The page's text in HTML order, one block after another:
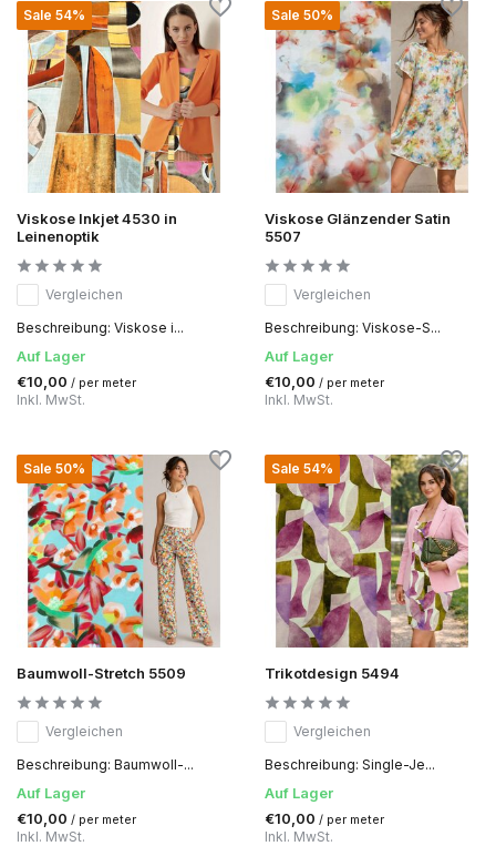
Sale 54%
Viskose Inkjet 4530 in
Leinenoptik
Vergleichen
Beschreibung: Viskose i...
Auf Lager
€10,00 / per meter
Inkl. MwSt.
Sale 50%
Viskose Glänzender Satin
5507
Vergleichen
Beschreibung: Viskose-S...
Auf Lager
€10,00 / per meter
Inkl. MwSt.
Sale 50%
Baumwoll-Stretch 5509
Vergleichen
Beschreibung: Baumwoll-...
Auf Lager
€10,00 / per meter
Inkl. MwSt.
Sale 54%
Trikotdesign 5494
Vergleichen
Beschreibung: Single-Je...
Auf Lager
€10,00 / per meter
Inkl. MwSt.